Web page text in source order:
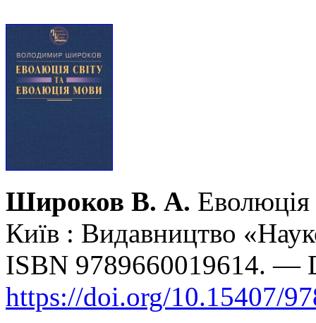
Широков В. А.
Київ : Видавництво
ISBN 9789660019614. —
https://doi.org/10.15407/